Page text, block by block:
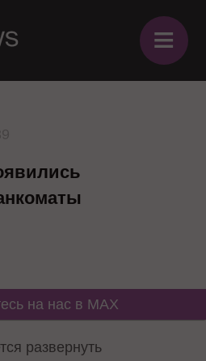
≡
на нас в MAX
развернуть